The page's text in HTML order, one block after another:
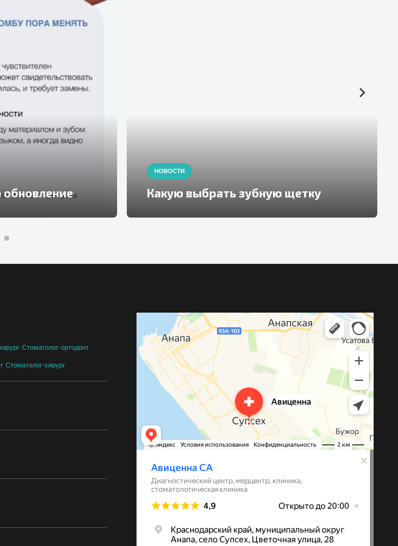
НОВОСТИ
Какую выбрать зубную щетку
Стоматолог-ортодонт
Стоматолог-хирург